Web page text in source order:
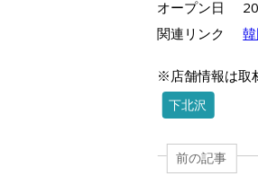
オープン日
関連リンク
※店舗情報は取
下北沢
前の記事